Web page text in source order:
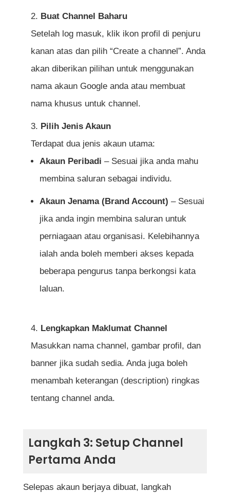
Buat Channel Baharu
Setelah log masuk, klik ikon profil di penjuru
kanan atas dan pilih “Create a channel”. Anda
akan diberikan pilihan untuk menggunakan
nama akaun Google anda atau membuat
nama khusus untuk channel.
Pilih Jenis Akaun
Terdapat dua jenis akaun utama:
Akaun Peribadi – Sesuai jika anda mahu
membina saluran sebagai individu.
Akaun Jenama (Brand Account) – Sesuai
jika anda ingin membina saluran untuk
perniagaan atau organisasi. Kelebihannya
ialah anda boleh memberi akses kepada
beberapa pengurus tanpa berkongsi kata
laluan.
Lengkapkan Maklumat Channel
Masukkan nama channel, gambar profil, dan
banner jika sudah sedia. Anda juga boleh
menambah keterangan (description) ringkas
tentang channel anda.
Langkah 3: Setup Channel
Pertama Anda
Selepas akaun berjaya dibuat, langkah